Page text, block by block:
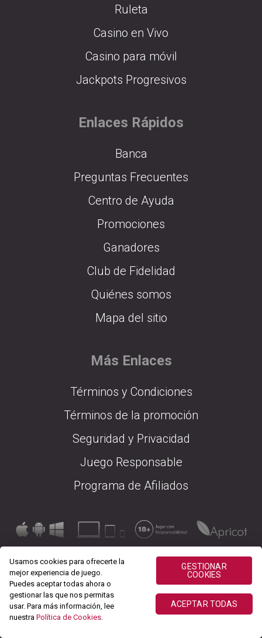
Ruleta
Casino en Vivo
Casino para móvil
Jackpots Progresivos
Enlaces Rápidos
Banca
Preguntas Frecuentes
Centro de Ayuda
Promociones
Ganadores
Club de Fidelidad
Quiénes somos
Mapa del sitio
Más Enlaces
Términos y Condiciones
Términos de la promoción
Seguridad y Privacidad
Juego Responsable
Programa de Afiliados
Usamos cookies para ofrecerte la
mejor experiencia de juego.
Puedes aceptar todas ahora o
gestionar las que nos permitas
usar. Para más información, lee
nuestra Política de Cookies.
GESTIONAR
COOKIES
ACEPTAR TODAS